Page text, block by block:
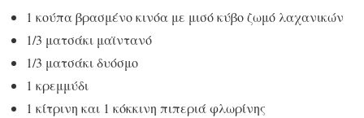
1 κούπα βρασμένο κινόα με μισό κύβο ζωμό λαχανικών
1/3 ματσάκι μαϊντανό
1/3 ματσάκι δυόσμο
1 κρεμμύδι
1 κίτρινη και 1 κόκκινη πιπεριά φλωρίνης